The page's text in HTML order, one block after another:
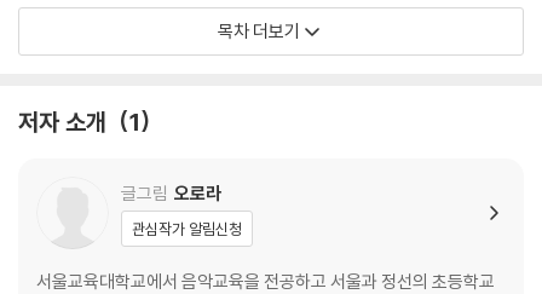
5. 달이 말해준 것
숲의 노래
목차 더보기
저자 소개 1
글그림 오로라
관심작가 알림신청
서울교육대학교에서 음악교육을 전공하고 서울과 정선의 초등학교